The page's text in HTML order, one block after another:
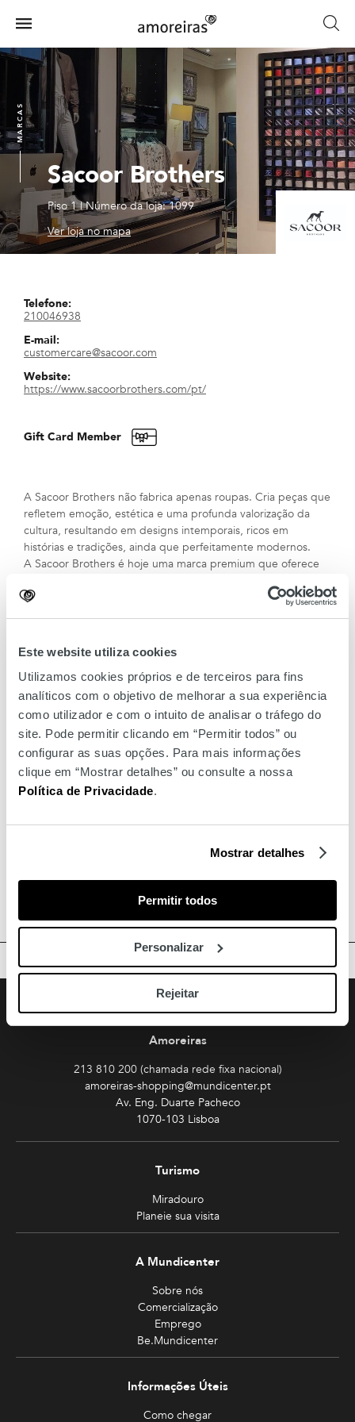
Este website utiliza cookies
Utilizamos cookies próprios e de terceiros para fins
analíticos com o objetivo de melhorar a sua experiência
como utilizador e com o intuito de analisar o tráfego do
site. Pode permitir clicando em “Permitir todos” ou
configurar as suas opções. Para mais informações
clique em “Mostrar detalhes” ou consulte a nossa
Política de Privacidade.
Mostrar detalhes
Permitir todos
Personalizar
Rejeitar
main
content
Home
Menu
Sacoor Brothers
Piso 1|Número da loja: 1099
Ver loja no mapa
MARCAS
Telefone:
210046938
E-mail:
customercare@sacoor.com
Website:
https://www.sacoorbrothers.com/pt/
Gift Card Member
A Sacoor Brothers não fabrica apenas roupas. Cria peças que
refletem emoção, estética e uma profunda valorização da
cultura, resultando em designs intemporais, ricos em
histórias e tradições, ainda que perfeitamente modernos.
A Sacoor Brothers é hoje uma marca premium que oferece
começou por ser uma pequena loja em Lisboa é agora uma
com um distinto espírito de moda.
Facebook
Amoreiras
213 810 200 (chamada rede fixa nacional)
amoreiras-shopping@mundicenter.pt
Av. Eng. Duarte Pacheco
1070-103 Lisboa
Turismo
Miradouro
Planeie sua visita
A Mundicenter
Sobre nós
Comercialização
Emprego
Be.Mundicenter
Informações Úteis
Como chegar